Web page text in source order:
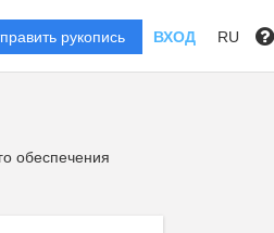
рукопись ВХОД RU
обеспечения